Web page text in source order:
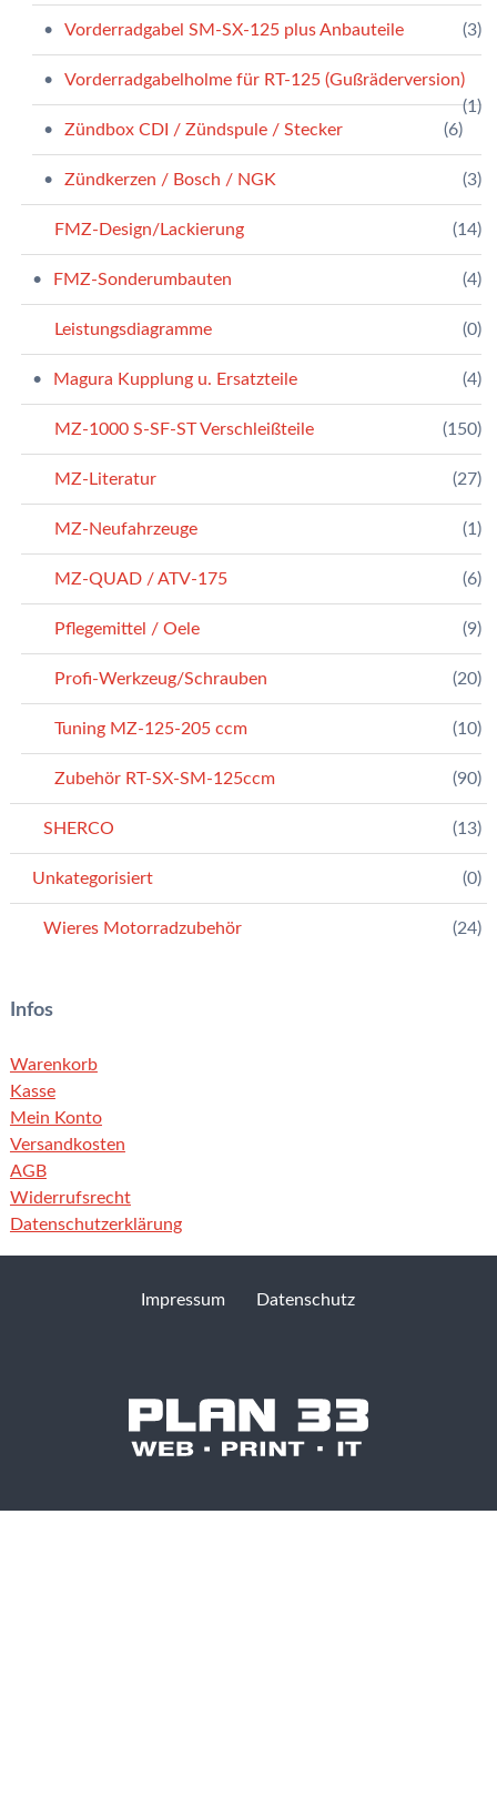
Vorderradgabel SM-SX-125 plus Anbauteile (3)
Vorderradgabelholme für RT-125 (Gußräderversion)
(1)
Zündbox CDI / Zündspule / Stecker
(6)
Zündkerzen / Bosch / NGK (3)
FMZ-Design/Lackierung (14)
FMZ-Sonderumbauten (4)
Leistungsdiagramme (0)
Magura Kupplung u. Ersatzteile (4)
MZ-1000 S-SF-ST Verschleißteile (150)
MZ-Literatur (27)
MZ-Neufahrzeuge (1)
MZ-QUAD / ATV-175 (6)
Pflegemittel / Oele (9)
Profi-Werkzeug/Schrauben (20)
Tuning MZ-125-205 ccm (10)
Zubehör RT-SX-SM-125ccm (90)
SHERCO (13)
Unkategorisiert (0)
Wieres Motorradzubehör (24)
Infos
Warenkorb
Kasse
Mein Konto
Versandkosten
AGB
Widerrufsrecht
Datenschutzerklärung
Impressum Datenschutz